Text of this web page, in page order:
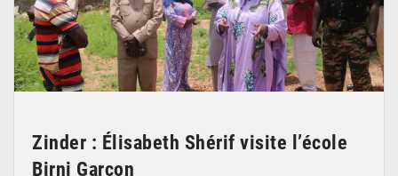
Zinder : Élisabeth Shérif visite l’école
Birni Garçon